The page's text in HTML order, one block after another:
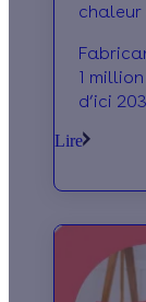
chaleur
1
d’ici
Lire